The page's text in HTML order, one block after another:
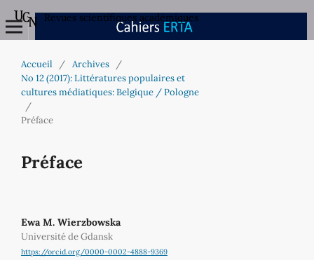
Revues scientifiques académiques
Accueil / Archives
/
No 12 (2017): Littératures populaires et
cultures médiatiques: Belgique / Pologne
/
Préface
Préface
Ewa M. Wierzbowska
Université de Gdansk
https://orcid.org/0000-0002-4888-9369